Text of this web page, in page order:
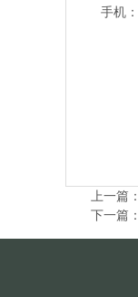
手机：
上一篇：
下一篇：